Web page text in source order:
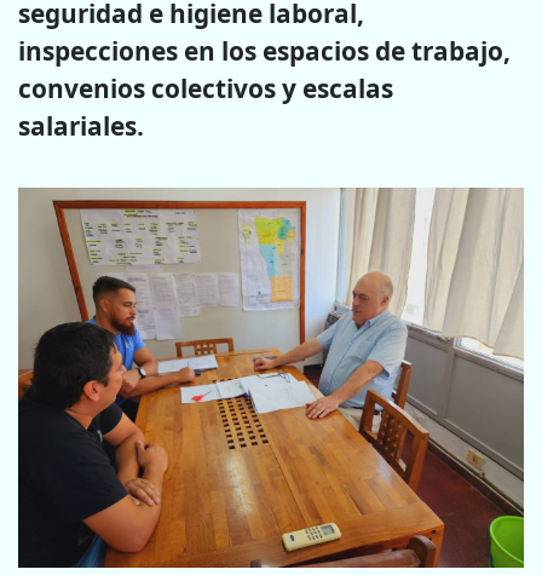
seguridad e higiene laboral,
inspecciones en los espacios de trabajo,
convenios colectivos y escalas
salariales.